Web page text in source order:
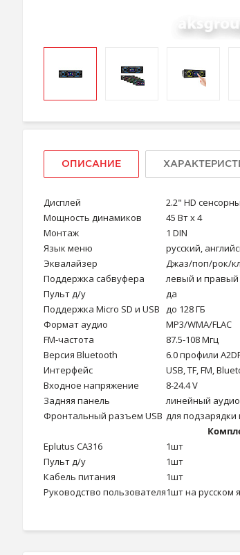
ОПИСАНИЕ
Дисплей
2.2" HD
Мощность динамиков
45 Вт х 4
Монтаж
1 DIN
Язык меню
русский,
Эквалайзер
Джаз/поп/рок/
Поддержка сабвуфера
левый и правый
Пульт д/у
да
Поддержка Micro SD и USB до 128 ГБ
Формат аудио
MP3/WMA/FLAC
FM-частота
87.5-108 Мгц
Версия Bluetooth
6.0 профили
Интерфейс
USB, TF, FM,
Входное напряжение
8-24.4 V
Задняя панель
линейный
Фронтальный разъем USB для подзарядки
Eplutus CA316
1шт
Пульт д/у
1шт
Кабель питания
1шт
Руководство пользователя1шт на русском